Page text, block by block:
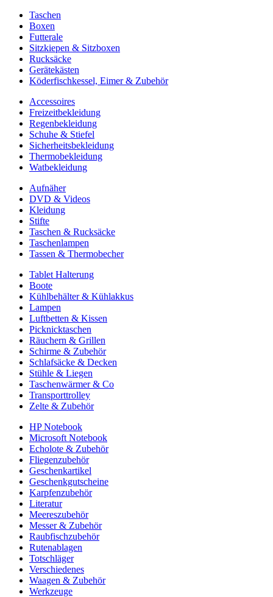
Taschen
Boxen
Futterale
Sitzkiepen & Sitzboxen
Rucksäcke
Gerätekästen
Köderfischkessel, Eimer & Zubehör
Accessoires
Freizeitbekleidung
Regenbekleidung
Schuhe & Stiefel
Sicherheitsbekleidung
Thermobekleidung
Watbekleidung
Aufnäher
DVD & Videos
Kleidung
Stifte
Taschen & Rucksäcke
Taschenlampen
Tassen & Thermobecher
Tablet Halterung
Boote
Kühlbehälter & Kühlakkus
Lampen
Luftbetten & Kissen
Picknicktaschen
Räuchern & Grillen
Schirme & Zubehör
Schlafsäcke & Decken
Stühle & Liegen
Taschenwärmer & Co
Transporttrolley
Zelte & Zubehör
HP Notebook
Microsoft Notebook
Echolote & Zubehör
Fliegenzubehör
Geschenkartikel
Geschenkgutscheine
Karpfenzubehör
Literatur
Meereszubehör
Messer & Zubehör
Raubfischzubehör
Rutenablagen
Totschläger
Verschiedenes
Waagen & Zubehör
Werkzeuge